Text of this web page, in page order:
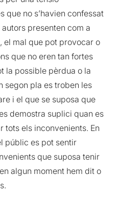
que no s’havien confessat
presenten com a
mal que pot provocar o
que no eren tan fortes
la possible pèrdua o la
segon pla es troben les
i el que se suposa que
demostra suplici quan es
tots els inconvenients. En
públic es pot sentir
que suposa tenir
algun moment hem dit o